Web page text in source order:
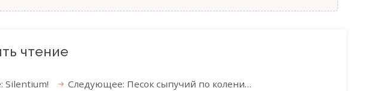
чтение
Следующее: Песок сыпучий по колени…